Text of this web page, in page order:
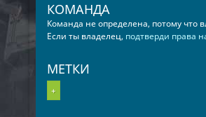
КОМАНДА
Команда не определена, потому что
Если ты владелец, подтверди права
МЕТКИ
+